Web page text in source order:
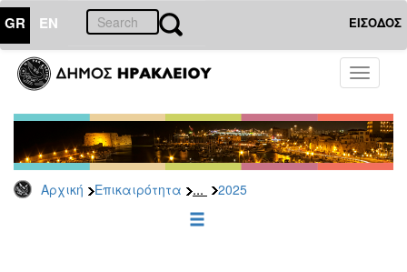
GR EN ΕΙΣΟΔΟΣ
Toggle
Αρχική Επικαιρότητα ... 2025
ΕΠΙΚΑΙΡΟΤΗΤΑ
Τύπου
Αρχείο
2026
2025